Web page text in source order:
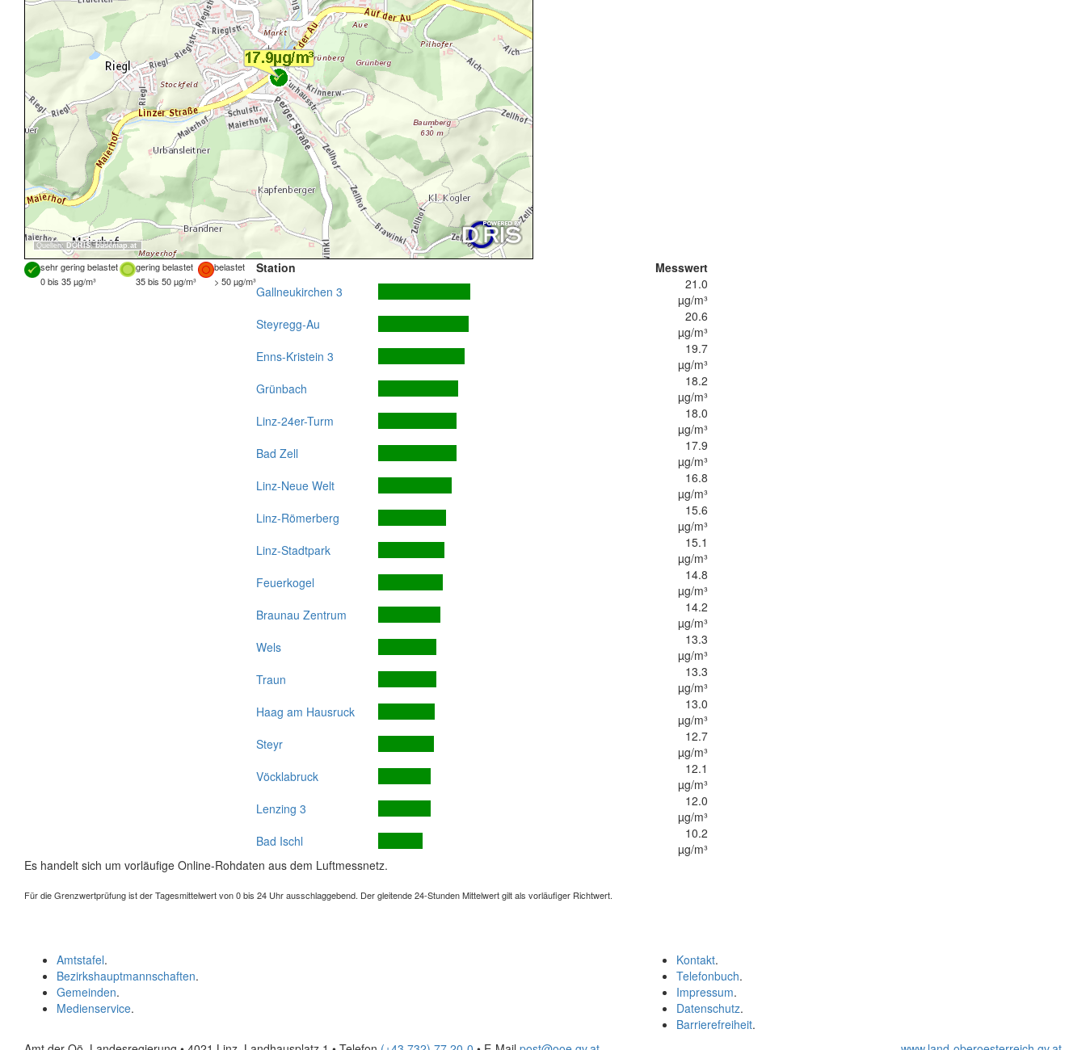
Quellen: DORIS,basemap.at
sehr gering belastet gering belastet
belastet
0 bis 35 µg/m³
35 bis 50 µg/m³ > 50 µg/m³
Station
Messwert
Gallneukirchen 3
21.0
µg/m³
Steyregg-Au
20.6
µg/m³
Enns-Kristein 3
19.7
µg/m³
Grünbach
18.2
µg/m³
Linz-24er-Turm
18.0
µg/m³
Bad Zell
17.9
µg/m³
Linz-Neue Welt
16.8
µg/m³
Linz-Römerberg
15.6
µg/m³
Linz-Stadtpark
15.1
µg/m³
Feuerkogel
14.8
µg/m³
Braunau Zentrum
14.2
µg/m³
Wels
13.3
µg/m³
Traun
13.3
µg/m³
Haag am Hausruck
13.0
µg/m³
Steyr
12.7
µg/m³
Vöcklabruck
12.1
µg/m³
Lenzing 3
12.0
µg/m³
Bad Ischl
10.2
µg/m³
Es handelt sich um vorläufige Online-Rohdaten aus dem Luftmessnetz.
Für die Grenzwertprüfung ist der Tagesmittelwert von 0 bis 24 Uhr ausschlaggebend. Der gleitende 24-Stunden Mittelwert gilt als vorläufiger Richtwert.
Kontakt.
Telefonbuch.
Impressum.
Datenschutz.
Barrierefreiheit.
Amtstafel.
Bezirkshauptmannschaften.
Gemeinden.
Medienservice.